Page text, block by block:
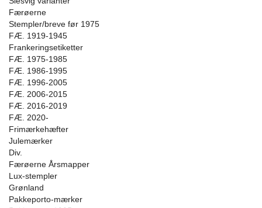
Færøerne
Stempler/breve før 1975
FÆ. 1919-1945
Frankeringsetiketter
FÆ. 1975-1985
FÆ. 1986-1995
FÆ. 1996-2005
FÆ. 2006-2015
FÆ. 2016-2019
FÆ. 2020-
Frimærkehæfter
Julemærker
Div.
Færøerne Årsmapper
Lux-stempler
Grønland
Pakkeporto-mærker